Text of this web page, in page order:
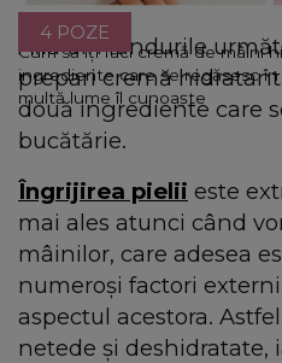
Cum să îți faci cremă de mâini
ingrediente care se regăsesc
multă lume îl cunoaște
4 POZE
Află din rândurile
prepari cremă
două ingrediente care
bucătărie.
Îngrijirea pielii este
mai ales atunci când
mâinilor, care adesea
numeroși factori
aspectul acestora.
netede și deshidratate,